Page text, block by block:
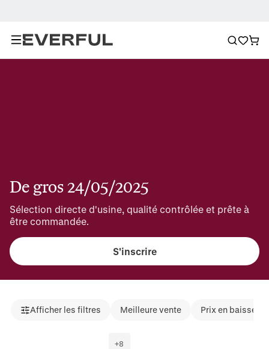
De gros 24/05/2025
Sélection directe d'usine, qualité contrôlée et prête à
être commandée.
S'inscrire
Afficher les filtres Meilleure vente Prix en baisse
+8